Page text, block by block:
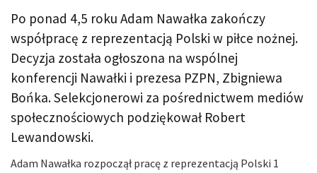
Po ponad 4,5 roku Adam Nawałka zakończy
współpracę z reprezentacją Polski w piłce nożnej.
Decyzja została ogłoszona na wspólnej
konferencji Nawałki i prezesa PZPN, Zbigniewa
Bońka. Selekcjonerowi za pośrednictwem mediów
społecznościowych podziękował Robert
Lewandowski.
Adam Nawałka rozpoczął pracę z reprezentacją Polski 1